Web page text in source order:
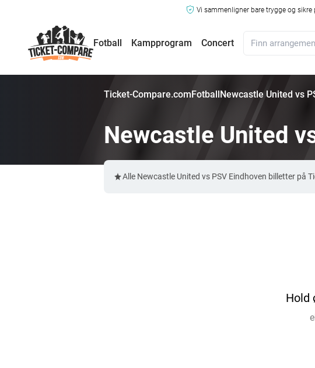
Vi sammenligner bare trygge og
Fotball Kampprogram Concert
Ticket-Compare.comFotballNewcastle United vs
Newcastle United
Alle Newcastle United vs PSV Eindhoven billetter på
Hold